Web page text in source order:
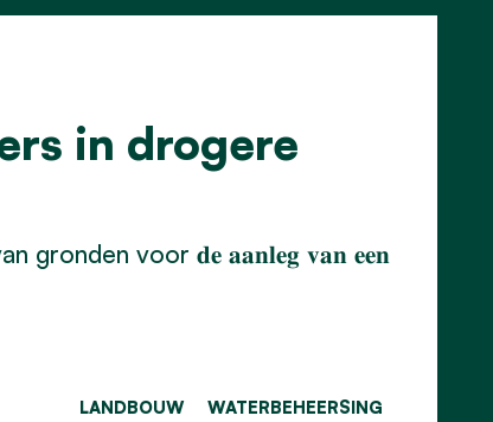
in drogere
gronden voor 𝐝𝐞 𝐚𝐚𝐧𝐥𝐞𝐠 𝐯𝐚𝐧 𝐞𝐞𝐧
LANDBOUW WATERBEHEERSING